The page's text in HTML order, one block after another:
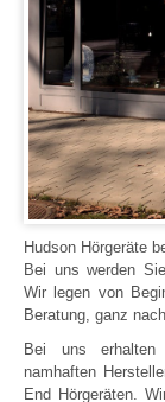
Hudson Hörgeräte
Bei uns werden
Wir legen von
Beratung, ganz
Bei uns erhalten
namhaften
End Hörgeräten.